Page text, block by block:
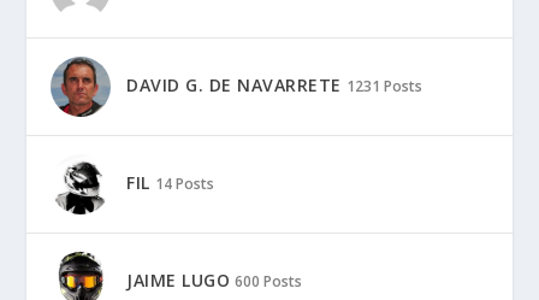
DAVID G. DE NAVARRETE 1231 Posts
FIL 14 Posts
JAIME LUGO 600 Posts